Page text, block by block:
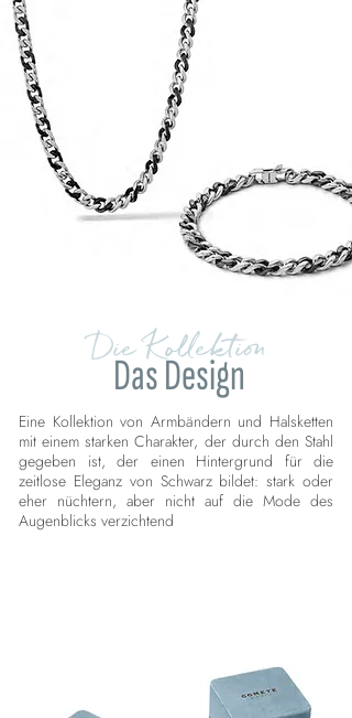
Die Kollektion
Das Design
Eine Kollektion von Armbändern und Halsketten
mit einem starken Charakter, der durch den Stahl
gegeben ist, der einen Hintergrund für die
zeitlose Eleganz von Schwarz bildet: stark oder
eher nüchtern, aber nicht auf die Mode des
Augenblicks verzichtend